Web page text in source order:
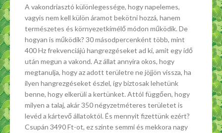
A vakondriasztó különlegessége, hogy napelemes,
vagyis nem kell külön áramot bekötni hozzá, hanem
természetes és környezetkímélő módon működik. De
hogyan is működik? 30 másodpercenként több, mint
400 Hz frekvenciájú hangrezgéseket ad ki, amit egy idő
után megun a vakond. Az állat annyira okos, hogy
megtanulja, hogy az adott területre ne jöjjön vissza, ha
ilyen hangrezgéseket észlel, így biztosak lehetünk
benne, hogy elkerüli a kertünket. Attól függően, hogy
milyen a talaj, akár 350 négyzetméteres területet is
levéd a kártevő állatoktól. És mennyit fizettünk ezért?
Csupán 3490 Ft-ot, ez szinte semmi és mekkora nagy